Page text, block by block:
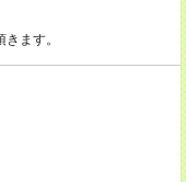
ます。